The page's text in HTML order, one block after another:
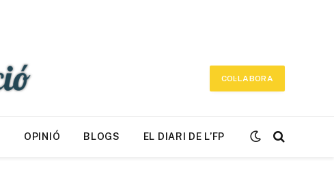
COL·LABORA
OPINIÓ BLOGS EL DIARI DE L’FP